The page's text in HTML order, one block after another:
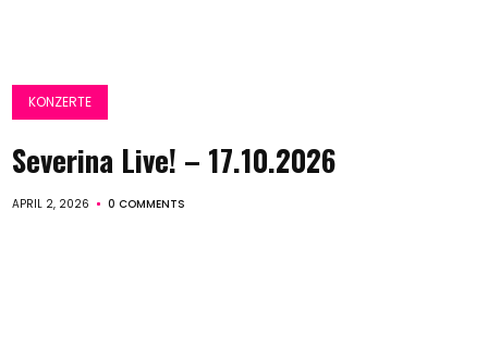
KONZERTE
Severina Live! – 17.10.2026
APRIL 2, 2026 0 COMMENTS